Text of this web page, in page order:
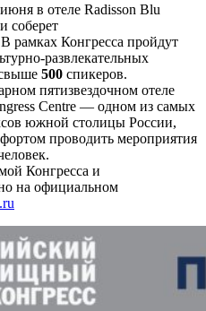
в отеле Radisson Blu
соберет
рамках Конгресса пройдут
развлекательных
500 спикеров.
пятизвездочном отеле
Centre — одном из самых
южной столицы России,
проводить мероприятия
Конгресса и
на официальном